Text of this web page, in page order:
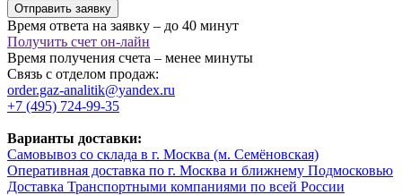
Отправить заявку
Время ответа на заявку – до 40 минут
Получить счет он-лайн
Время получения счета – менее минуты
Связь с отделом продаж:
order.gaz-analitik@yandex.ru
+7 (495) 724-99-35
Варианты доставки:
Самовывоз со склада в г. Москва (м. Семёновская)
Оперативная доставка по г. Москва и ближнему Подмосковью
Доставка Транспортными компаниями по всей России